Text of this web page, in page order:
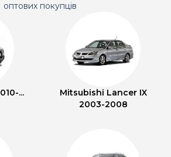
оптових покупців
...
Mitsubishi Lancer IX
2003-2008